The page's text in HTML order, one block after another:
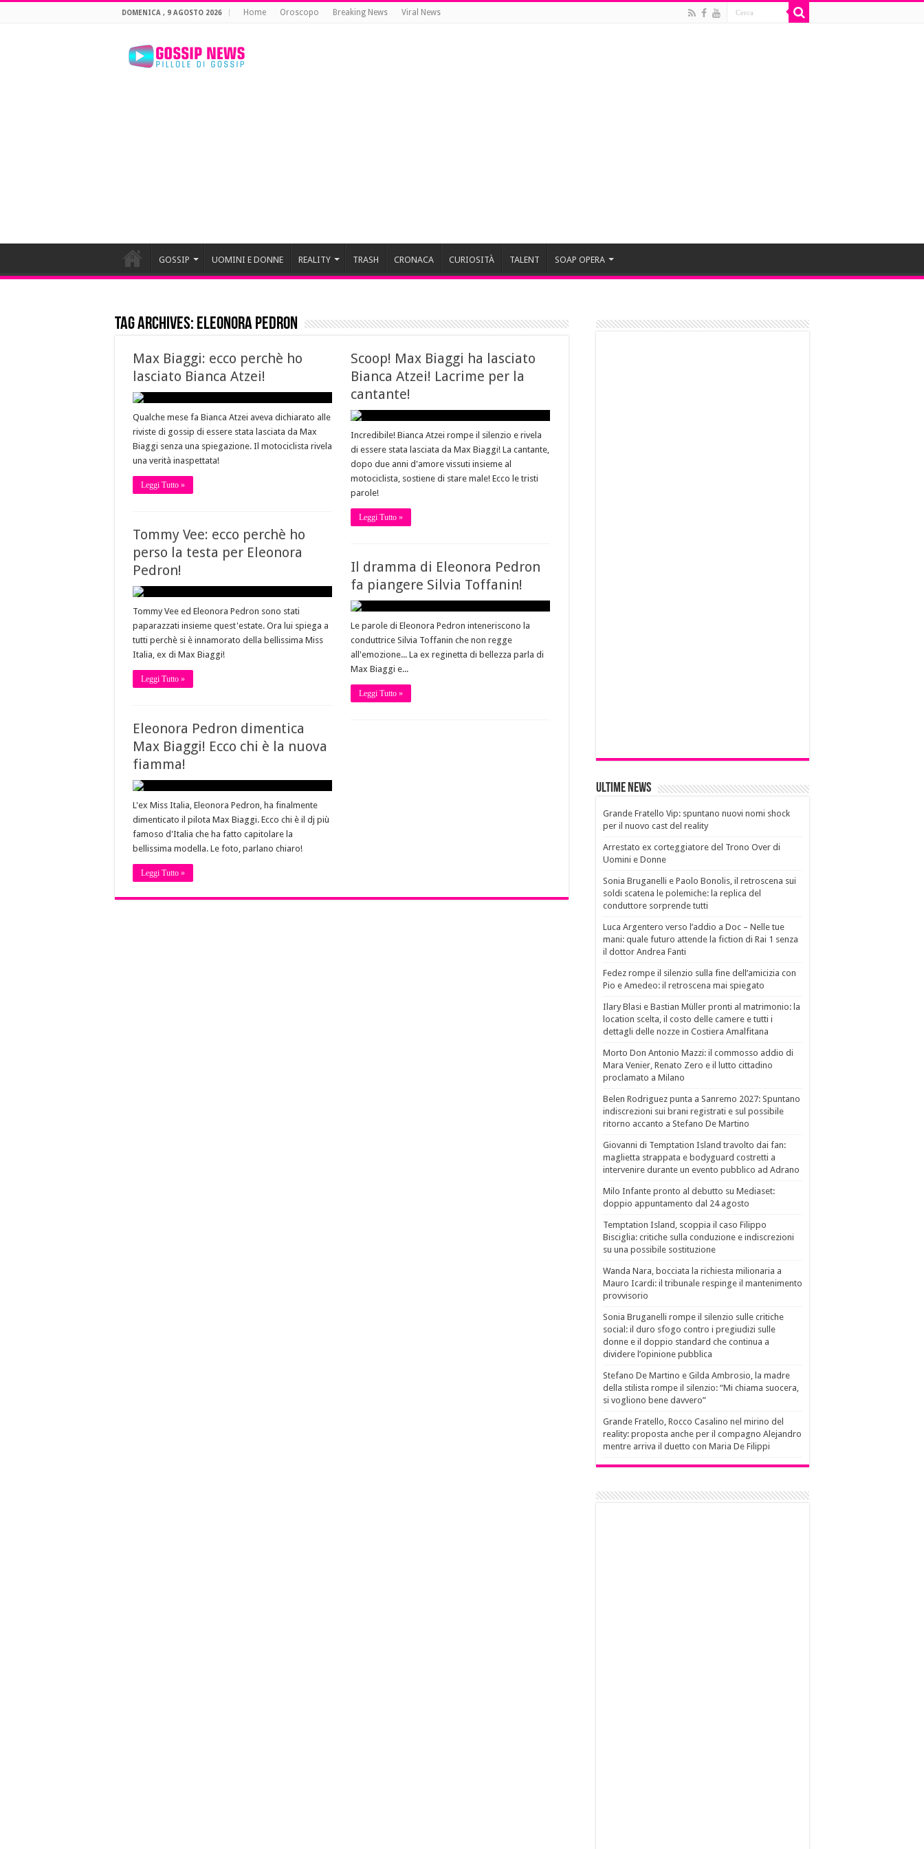
DOMENICA , 9 AGOSTO 2026 Home Oroscopo Breaking News Viral News
GOSSIP UOMINI E DONNE REALITY TRASH CRONACA CURIOSITÀ TALENT SOAP OPERA
Tag Archives: eleonora pedron
Max Biaggi: ecco perchè ho
lasciato Bianca Atzei!
Qualche mese fa Bianca Atzei aveva dichiarato alle
riviste di gossip di essere stata lasciata da Max
Biaggi senza una spiegazione. Il motociclista rivela
una verità inaspettata!
Leggi Tutto »
Scoop! Max Biaggi ha lasciato
Bianca Atzei! Lacrime per la
cantante!
Incredibile! Bianca Atzei rompe il silenzio e rivela
di essere stata lasciata da Max Biaggi! La cantante,
dopo due anni d'amore vissuti insieme al
motociclista, sostiene di stare male! Ecco le tristi
parole!
Leggi Tutto »
Tommy Vee: ecco perchè ho
perso la testa per Eleonora
Pedron!
Tommy Vee ed Eleonora Pedron sono stati
paparazzati insieme quest'estate. Ora lui spiega a
tutti perchè si è innamorato della bellissima Miss
Italia, ex di Max Biaggi!
Leggi Tutto »
Il dramma di Eleonora Pedron
fa piangere Silvia Toffanin!
Le parole di Eleonora Pedron inteneriscono la
conduttrice Silvia Toffanin che non regge
all'emozione... La ex reginetta di bellezza parla di
Max Biaggi e...
Leggi Tutto »
Eleonora Pedron dimentica
Max Biaggi! Ecco chi è la nuova
fiamma!
L'ex Miss Italia, Eleonora Pedron, ha finalmente
dimenticato il pilota Max Biaggi. Ecco chi è il dj più
famoso d'Italia che ha fatto capitolare la
bellissima modella. Le foto, parlano chiaro!
Leggi Tutto »
Ultime News
Grande Fratello Vip: spuntano nuovi nomi shock
per il nuovo cast del reality
Arrestato ex corteggiatore del Trono Over di
Uomini e Donne
Sonia Bruganelli e Paolo Bonolis, il retroscena sui
soldi scatena le polemiche: la replica del
conduttore sorprende tutti
Luca Argentero verso l’addio a Doc – Nelle tue
mani: quale futuro attende la fiction di Rai 1 senza
il dottor Andrea Fanti
Fedez rompe il silenzio sulla fine dell’amicizia con
Pio e Amedeo: il retroscena mai spiegato
Ilary Blasi e Bastian Müller pronti al matrimonio: la
location scelta, il costo delle camere e tutti i
dettagli delle nozze in Costiera Amalfitana
Morto Don Antonio Mazzi: il commosso addio di
Mara Venier, Renato Zero e il lutto cittadino
proclamato a Milano
Belen Rodriguez punta a Sanremo 2027: Spuntano
indiscrezioni sui brani registrati e sul possibile
ritorno accanto a Stefano De Martino
Giovanni di Temptation Island travolto dai fan:
maglietta strappata e bodyguard costretti a
intervenire durante un evento pubblico ad Adrano
Milo Infante pronto al debutto su Mediaset:
doppio appuntamento dal 24 agosto
Temptation Island, scoppia il caso Filippo
Bisciglia: critiche sulla conduzione e indiscrezioni
su una possibile sostituzione
Wanda Nara, bocciata la richiesta milionaria a
Mauro Icardi: il tribunale respinge il mantenimento
provvisorio
Sonia Bruganelli rompe il silenzio sulle critiche
social: il duro sfogo contro i pregiudizi sulle
donne e il doppio standard che continua a
dividere l’opinione pubblica
Stefano De Martino e Gilda Ambrosio, la madre
della stilista rompe il silenzio: “Mi chiama suocera,
si vogliono bene davvero”
Grande Fratello, Rocco Casalino nel mirino del
reality: proposta anche per il compagno Alejandro
mentre arriva il duetto con Maria De Filippi